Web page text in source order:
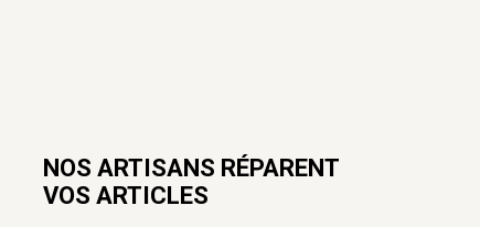
NOS ARTISANS RÉPARENT
VOS ARTICLES